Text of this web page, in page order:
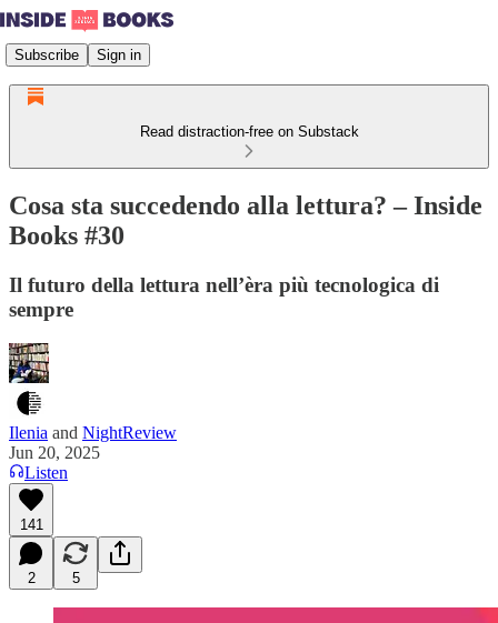
Subscribe Sign in
Read distraction-free on Substack
Cosa sta succedendo alla lettura? – Inside
Books #30
Il futuro della lettura nell’èra più tecnologica di
sempre
Ilenia and NightReview
Jun 20, 2025
Listen
141
2 5